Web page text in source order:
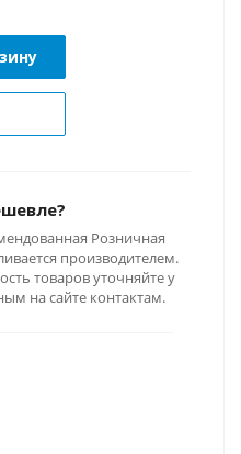
Розничная
производителем.
товаров уточняйте у
на сайте контактам.